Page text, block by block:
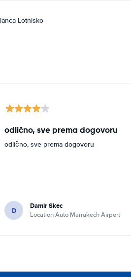
Lotnisko
odlično, sve prema dogovoru
odlično, sve prema dogovoru
D Damir Skec
Location Auto Marrakech Airport